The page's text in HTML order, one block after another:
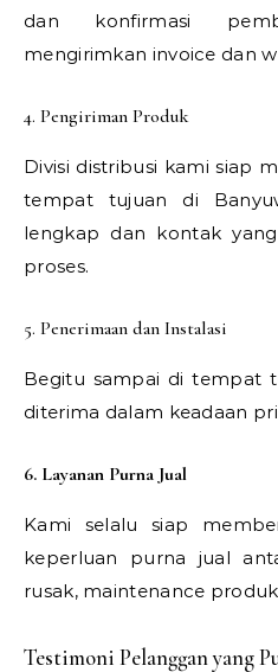
dan konfirmasi
mengirimkan invoice dan
4. Pengiriman Produk
Divisi distribusi kami siap
tempat tujuan di
lengkap dan kontak
proses.
5. Penerimaan dan Instalasi
Begitu sampai di tempat
diterima dalam keadaan
6. Layanan Purna Jual
Kami selalu siap
keperluan purna jual
rusak, maintenance
Testimoni Pelanggan yang